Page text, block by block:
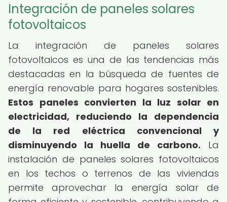
Integración de paneles solares
fotovoltaicos
La integración de paneles solares
fotovoltaicos es una de las tendencias más
destacadas en la búsqueda de fuentes de
energía renovable para hogares sostenibles.
Estos paneles convierten la luz solar en
electricidad, reduciendo la dependencia
de la red eléctrica convencional y
disminuyendo la huella de carbono. La
instalación de paneles solares fotovoltaicos
en los techos o terrenos de las viviendas
permite aprovechar la energía solar de